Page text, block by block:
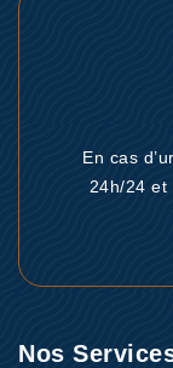
En cas
24h/24 et
Nos